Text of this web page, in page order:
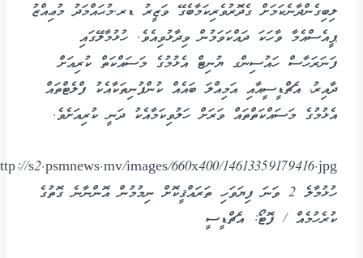
ލިބިގެންދާނެކަމަށް ގެދޮރުވެރިކަމާބެގޭ ވަޒީރު ޑރ.މުޙައްމަދު މުޢިއްޒު
ޕީއެސްއެމާ ވާހަކަ ދައްކަވަމުން ވިދާޅުވިއެވެ. ހުޅުމާލޭގައި
ފަނަރަހާސް ހައުސިންގ ޔުނިޓް އެޅުމުގެ މަސައްކަތް ކުރިއަށް
ދާއިރު، އެޗްޑީސީއާއި އަމިއްލަ ބައެއް ކުންފުނިތަކާއެކު ފްލެޓްތައް
އެޅުމުގެ މަސައްކަތްތައް ވަރަށް ހަލުވިކަމާއެކު ދަނީ ކުރިއަށެވެ.
ހުޅުމާލެ 2 ވަނަ ފިޔަވަހި ތަރައްޤީކޮށް ނިމުމުން އޮންނާނެ ގޮތުގެ
ކުރެހުމެއް / ފޮޓޯ: އެޗްޑީސީ